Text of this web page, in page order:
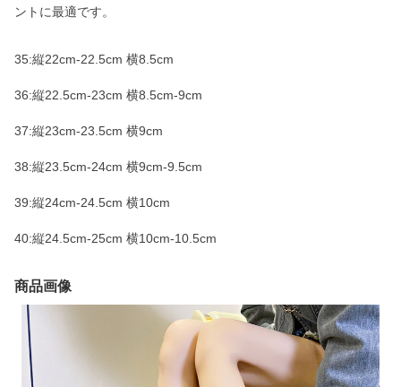
ントに最適です。
35:縦22cm-22.5cm 横8.5cm
36:縦22.5cm-23cm 横8.5cm-9cm
37:縦23cm-23.5cm 横9cm
38:縦23.5cm-24cm 横9cm-9.5cm
39:縦24cm-24.5cm 横10cm
40:縦24.5cm-25cm 横10cm-10.5cm
商品画像